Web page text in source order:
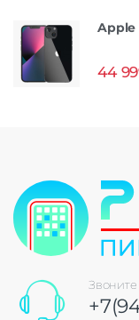
Apple
44
Звоните